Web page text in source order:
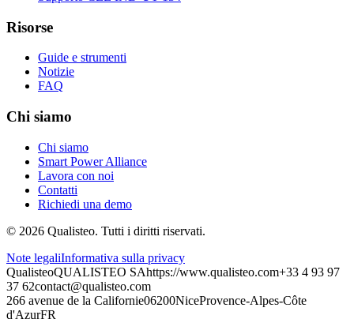
Risorse
Guide e strumenti
Notizie
FAQ
Chi siamo
Chi siamo
Smart Power Alliance
Lavora con noi
Contatti
Richiedi una demo
© 2026 Qualisteo. Tutti i diritti riservati.
Note legaliInformativa sulla privacy
QualisteoQUALISTEO SAhttps://www.qualisteo.com+33 4 93 97
37 62contact@qualisteo.com
266 avenue de la Californie06200NiceProvence-Alpes-Côte
d'AzurFR